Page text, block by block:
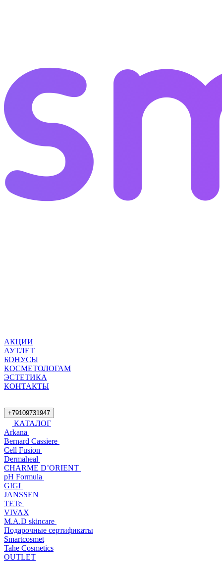
АКЦИИ
АУТЛЕТ
БОНУСЫ
КОСМЕТОЛОГАМ
ЭСТЕТИКА
КОНТАКТЫ
+79109731947
КАТАЛОГ
Arkana
Bernard Cassiere
Cell Fusion
Dermaheal
CHARME D’ORIENT
pH Formula
GIGI
JANSSEN
TETe
VIVAX
M.A.D skincare
Подарочные сертификаты
Smartcosmet
Tahe Cosmetics
OUTLET